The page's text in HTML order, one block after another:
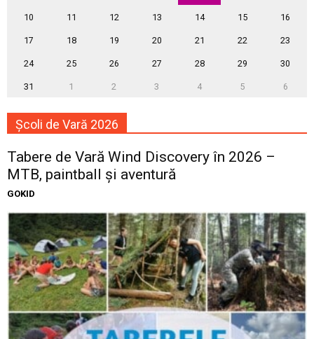
10 11 12 13 14 15 16
17 18 19 20 21 22 23
24 25 26 27 28 29 30
31 1 2 3 4 5 6
Școli de Vară 2026
Tabere de Vară Wind Discovery în 2026 –
MTB, paintball și aventură
GOKID